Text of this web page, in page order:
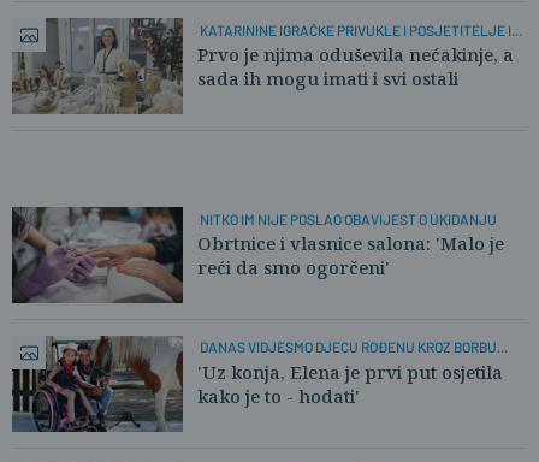
KATARININE IGRAČKE PRIVUKLE I POSJETITELJE I
ŽIRI
Prvo je njima oduševila nećakinje, a
sada ih mogu imati i svi ostali
NITKO IM NIJE POSLAO OBAVIJEST O UKIDANJU
Obrtnice i vlasnice salona: 'Malo je
reći da smo ogorčeni'
DANAS VIDJESMO DJECU ROĐENU KROZ BORBU...
'Uz konja, Elena je prvi put osjetila
kako je to - hodati'